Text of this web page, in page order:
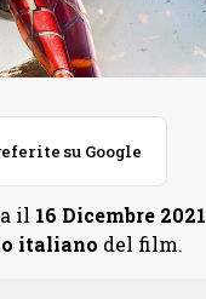
su Google
il 16 Dicembre 2021
italiano del film.